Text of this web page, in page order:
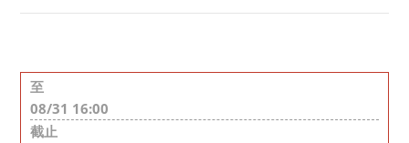
至
08/31 16:00
截止